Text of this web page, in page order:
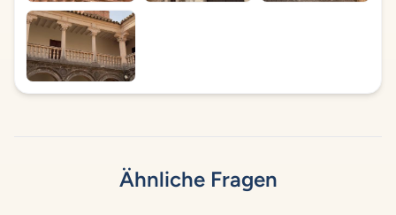
Ähnliche Fragen